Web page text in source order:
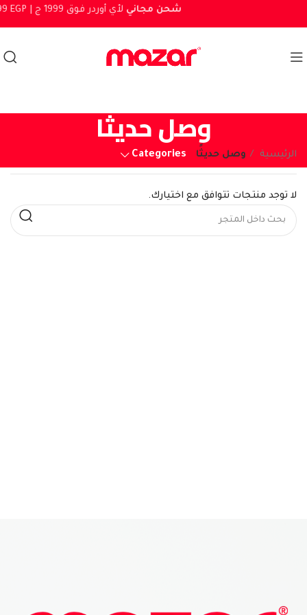
وصل حديثًا
Categories الرئيسية وصل حديثًا
لا توجد منتجات تتوافق مع اختيارك.
EGP | شحن مجانيلأي أوردر فوق 1999 ج